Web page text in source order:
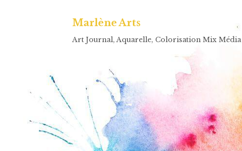
Marlène Arts
Art Journal, Aquarelle, Colorisation Mix Média